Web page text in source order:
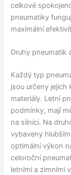
celkové
pneumatiky
maximální
Druhy pneumatik
Každý typ
jsou určeny
materiály. Letní
podmínky, mají
na silnici. Na
vybaveny
optimální výkon
celoroční
letními a zimními